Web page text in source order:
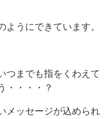
うにできています。
までも指をくわえて
・・・・？
メッセージが込められ